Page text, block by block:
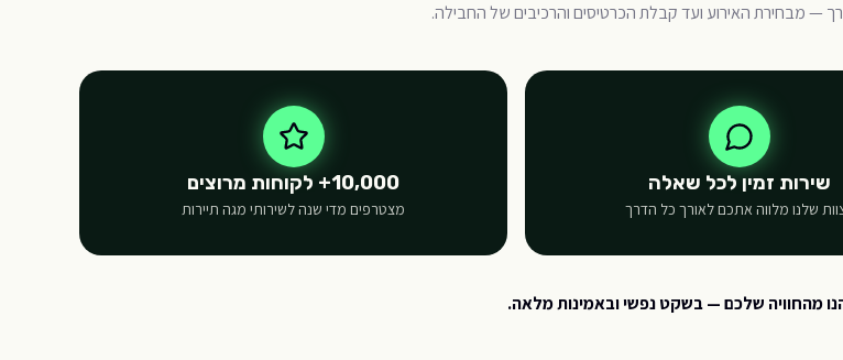
— מבחירת האירוע ועד קבלת הכרטיסים והרכיבים של החבילה.
שירות זמין לכל שאלה
שלנו מלווה אתכם לאורך כל הדרך
10,000+ לקוחות מרוצים
מצטרפים מדי שנה לשירותי מגה תיירות
מהחוויה שלכם — בשקט נפשי ובאמינות מלאה.